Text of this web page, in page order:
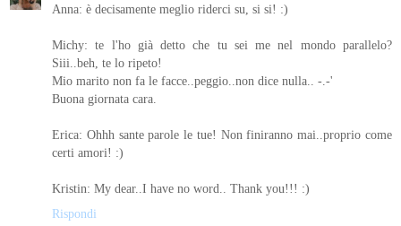
Anna: è decisamente meglio riderci su, si si! :)
Michy: te l'ho già detto che tu sei me nel mondo parallelo?
Siii..beh, te lo ripeto!
Mio marito non fa le facce..peggio..non dice nulla.. -.-'
Buona giornata cara.
Erica: Ohhh sante parole le tue! Non finiranno mai..proprio come
certi amori! :)
Kristin: My dear..I have no word.. Thank you!!! :)
Rispondi